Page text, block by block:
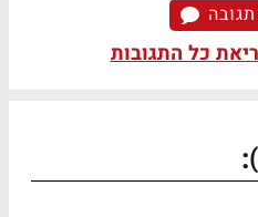
כל התגובות
: